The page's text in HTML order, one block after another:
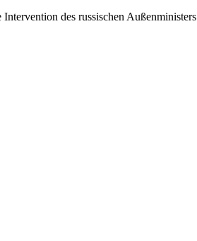
des russischen Außenministers